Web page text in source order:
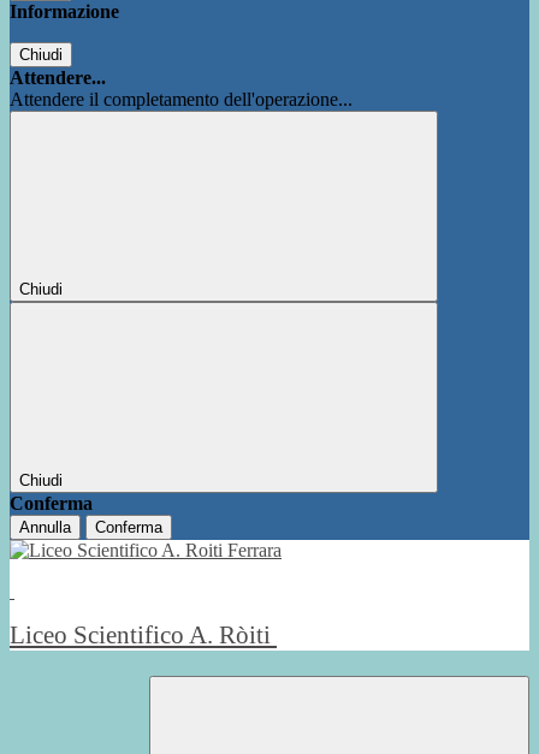
Informazione
Chiudi
Attendere...
Attendere il completamento dell'operazione...
Chiudi
Chiudi
Conferma
Annulla Conferma
Liceo Scientifico A. Ròiti